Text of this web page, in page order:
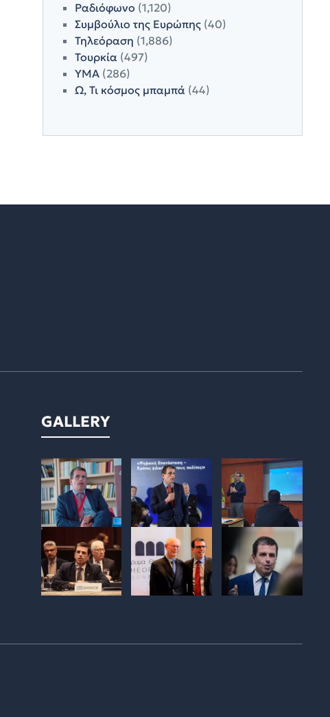
Ραδιόφωνο (1,120)
Συμβούλιο της Ευρώπης(40)
Τηλεόραση (1,886)
Τουρκία(497)
ΥΜΑ(286)
Ω, Τι κόσμος μπαμπά(44)
GALLERY